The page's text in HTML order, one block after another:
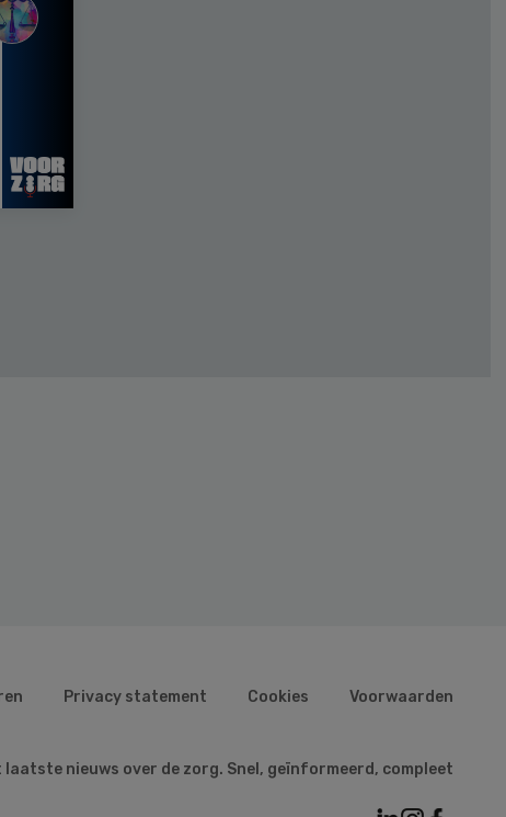
Privacy statement Cookies Voorwaarden
laatste nieuws over de zorg. Snel, geïnformeerd, compleet